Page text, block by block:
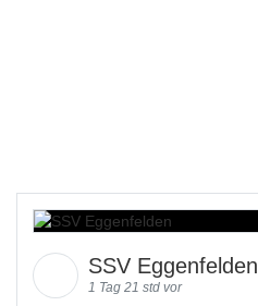
SSV Eggenfelden
1 Tag 21 std vor